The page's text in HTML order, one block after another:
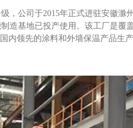
，公司于2015年正式进驻安徽
造基地已投产使用。该工厂是覆
内领先的涂料和外墙保温产品